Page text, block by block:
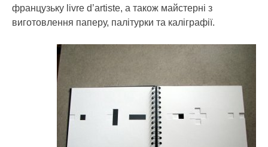
французьку livre d’artiste, а також майстерні з
виготовлення паперу, палітурки та каліграфії.